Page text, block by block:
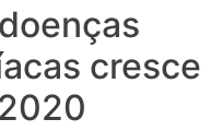
cresce